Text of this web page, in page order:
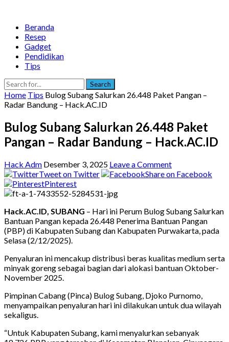
Beranda
Resep
Gadget
Pendidikan
Tips
Search
Home Tips Bulog Subang Salurkan 26.448 Paket Pangan –
Radar Bandung – Hack.AC.ID
Bulog Subang Salurkan 26.448 Paket
Pangan – Radar Bandung – Hack.AC.ID
Hack Adm Desember 3, 2025 Leave a Comment
Tweet on Twitter
Share on Facebook
Pinterest
Hack.AC.ID, SUBANG – Hari ini Perum Bulog Subang Salurkan
Bantuan Pangan kepada 26.448 Penerima Bantuan Pangan
(PBP) di Kabupaten Subang dan Kabupaten Purwakarta, pada
Selasa (2/12/2025).
Penyaluran ini mencakup distribusi beras kualitas medium serta
minyak goreng sebagai bagian dari alokasi bantuan Oktober-
November 2025.
Pimpinan Cabang (Pinca) Bulog Subang, Djoko Purnomo,
menyampaikan penyaluran hari ini dilakukan untuk dua wilayah
sekaligus.
“Untuk Kabupaten Subang, kami menyalurkan sebanyak